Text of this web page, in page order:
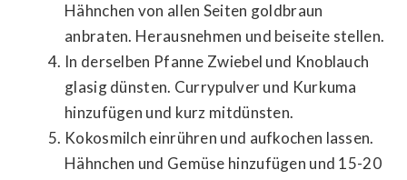
Hähnchen von allen Seiten goldbraun
anbraten. Herausnehmen und beiseite stellen.
In derselben Pfanne Zwiebel und Knoblauch
glasig dünsten. Currypulver und Kurkuma
hinzufügen und kurz mitdünsten.
Kokosmilch einrühren und aufkochen lassen.
Hähnchen und Gemüse hinzufügen und 15-20